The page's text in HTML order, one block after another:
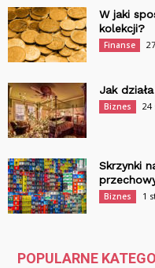
W jaki
kolekcji?
Finanse
Jak
Biznes 24
Skrzynki
Biznes 1
POPULARNE